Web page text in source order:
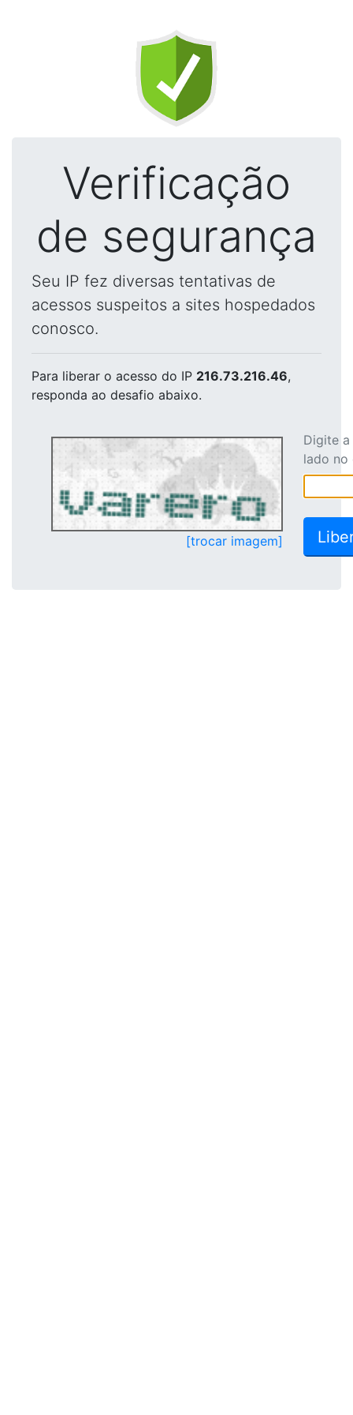
Verificação
de segurança
Seu IP fez diversas tentativas de
acessos suspeitos a sites hospedados
conosco.
Para liberar o acesso do IP 216.73.216.46,
responda ao desafio abaixo.
[trocar imagem]
Digite
lado no